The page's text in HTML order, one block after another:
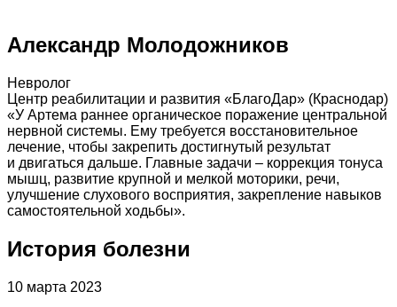
Александр Молодожников
Невролог
Центр реабилитации и развития «БлагоДар» (Краснодар)
«У Артема раннее органическое поражение центральной
нервной системы. Ему требуется восстановительное
лечение, чтобы закрепить достигнутый результат
и двигаться дальше. Главные задачи – коррекция тонуса
мышц, развитие крупной и мелкой моторики, речи,
улучшение слухового восприятия, закрепление навыков
самостоятельной ходьбы».
История болезни
10 марта 2023